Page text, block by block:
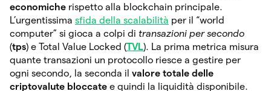
economiche rispetto alla blockchain principale.
L’urgentissima sfida della scalabilità per il “world
computer” si gioca a colpi di transazioni per secondo
(tps) e Total Value Locked (TVL). La prima metrica misura
quante transazioni un protocollo riesce a gestire per
ogni secondo, la seconda il valore totale delle
criptovalute bloccate e quindi la liquidità disponibile.